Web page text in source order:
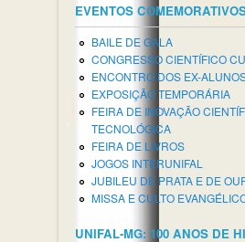
EVENTOS
BAILE DE GALA
CONGRESSO CIENTÍFICO
ENCONTRO DOS EX-
EXPOSIÇÃO TEMPORÁRIA
FEIRA DE INOVAÇÃO
TECNOLÓGICA
FEIRA DE LIVROS
JOGOS INTERUNIFAL
JUBILEU DE PRATA E DE
MISSA E CULTO
UNIFAL-MG: 100 ANOS DE